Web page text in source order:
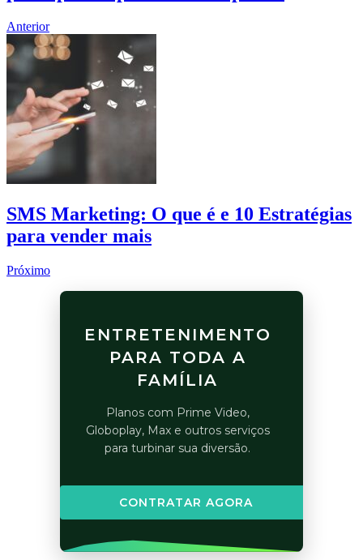
Anterior
SMS Marketing: O que é e 10 Estratégias
para vender mais
Próximo
ENTRETENIMENTO
PARA TODA A
FAMÍLIA
Planos com Prime Video,
Globoplay, Max e outros serviços
para turbinar sua diversão.
CONTRATAR AGORA